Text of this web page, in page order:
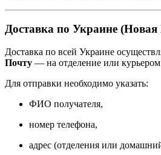
Доставка по Украине
Доставка по всей Украине
Почту — на отделение или
Для отправки необходимо указать:
ФИО получателя,
номер телефона,
адрес (отделения или